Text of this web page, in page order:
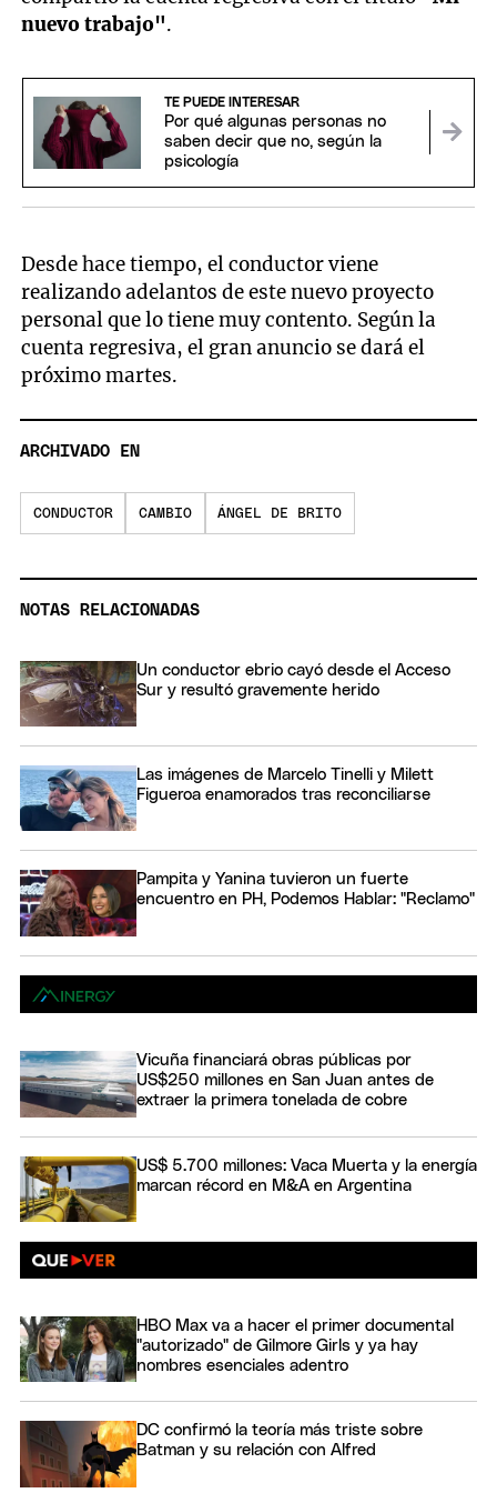
nuevo trabajo".
TE PUEDE INTERESAR
Por qué algunas personas no
saben decir que no, según la
psicología
Desde hace tiempo, el conductor viene
realizando adelantos de este nuevo proyecto
personal que lo tiene muy contento. Según la
cuenta regresiva, el gran anuncio se dará el
próximo martes.
ARCHIVADO EN
CONDUCTOR CAMBIO ÁNGEL DE BRITO
NOTAS RELACIONADAS
Un conductor ebrio cayó desde el Acceso
Sur y resultó gravemente herido
Las imágenes de Marcelo Tinelli y Milett
Figueroa enamorados tras reconciliarse
Pampita y Yanina tuvieron un fuerte
encuentro en PH, Podemos Hablar: "Reclamo"
Vicuña financiará obras públicas por
US$250 millones en San Juan antes de
extraer la primera tonelada de cobre
US$ 5.700 millones: Vaca Muerta y la energía
marcan récord en M&A en Argentina
HBO Max va a hacer el primer documental
"autorizado" de Gilmore Girls y ya hay
nombres esenciales adentro
DC confirmó la teoría más triste sobre
Batman y su relación con Alfred